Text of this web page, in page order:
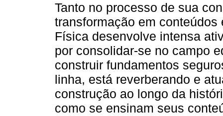
Tanto no processo de sua
transformação em
Física desenvolve intensa
por consolidar-se no campo
construir fundamentos
linha, está reverberando e
construção ao longo da
como se ensinam seus